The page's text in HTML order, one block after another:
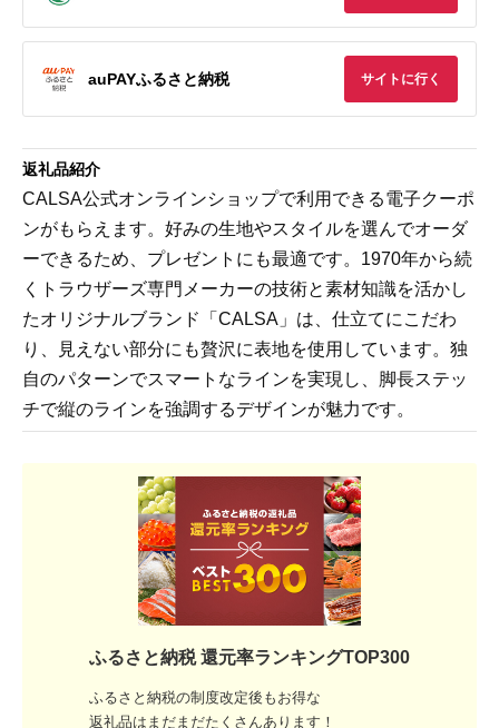
auPAYふるさと納税 サイトに行く
返礼品紹介
CALSA公式オンラインショップで利用できる電子クーポ
ンがもらえます。好みの生地やスタイルを選んでオーダ
ーできるため、プレゼントにも最適です。1970年から続
くトラウザーズ専門メーカーの技術と素材知識を活かし
たオリジナルブランド「CALSA」は、仕立てにこだわ
り、見えない部分にも贅沢に表地を使用しています。独
自のパターンでスマートなラインを実現し、脚長ステッ
チで縦のラインを強調するデザインが魅力です。
ふるさと納税 還元率ランキングTOP300
ふるさと納税の制度改定後もお得な
返礼品はまだまだたくさんあります！